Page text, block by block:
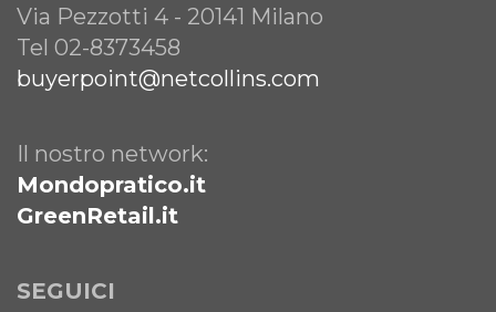
Via Pezzotti 4 - 20141 Milano
Tel 02-8373458
buyerpoint@netcollins.com
Il nostro network:
Mondopratico.it
GreenRetail.it
SEGUICI